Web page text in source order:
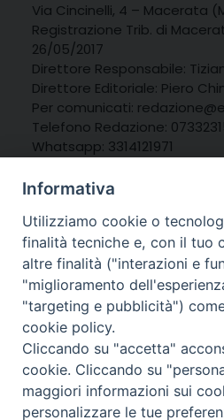
Via Cincinelli, 4 – Macerata
Registrazione Trib. di
26/05/2017
Direttore Responsabile:
Direttore Editoriale: Piero
Per comunicati:
Telefono Redazione:
Whatsapp: 3314121971
Informativa
Utilizziamo cookie o
finalità tecniche e, con il tuo
altre finalità ("interazioni e
"miglioramento
"targeting e pubblicità")
cookie policy.
Cliccando su "accetta"
cookie. Cliccando su
maggiori informazioni sui
personalizzare le tue